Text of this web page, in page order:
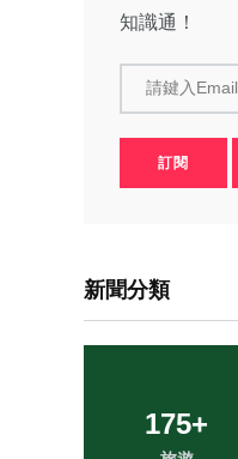
知識通！
請鍵入Email
訂閱
新聞分類
175+
250+